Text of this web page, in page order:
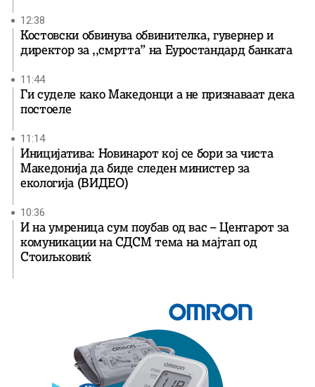
12:38
Костовски обвинува обвинителка, гувернер и
директор за ,,смртта” на Еуростандард банката
11:44
Ги суделе како Македонци а не признаваат дека
постоеле
11:14
Иницијатива: Новинарот кој се бори за чиста
Македонија да биде следен министер за
екологија (ВИДЕО)
10:36
И на умреница сум поубав од вас – Центарот за
комуникации на СДСМ тема на мајтап од
Стоиљковиќ